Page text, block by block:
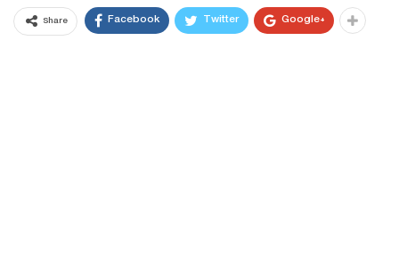
Share Facebook Twitter Google+